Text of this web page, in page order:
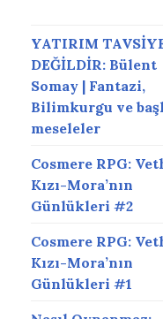
YATIRIM
DEĞİLDİR: Bülent
Somay | Fantazi,
Bilimkurgu ve
meseleler
Cosmere RPG:
Kızı-Mora’nın
Günlükleri #2
Cosmere RPG:
Kızı-Mora’nın
Günlükleri #1